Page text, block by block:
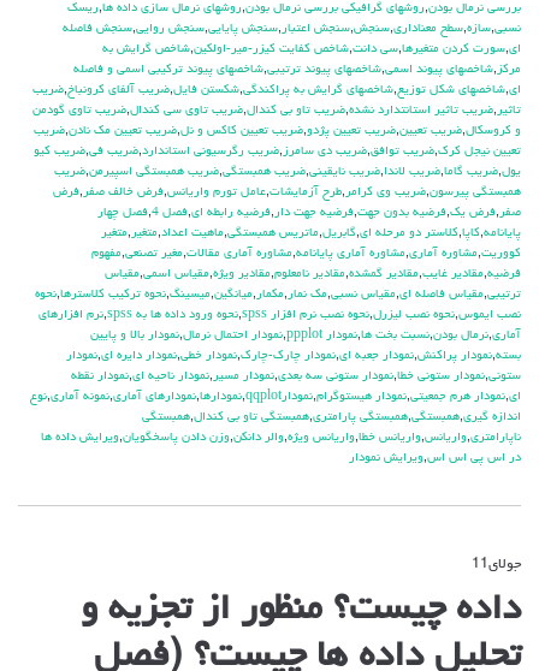
بررسي نرمال بودن,روشهاي گرافيكي بررسي نرمال بودن,روشهاي نرمال سازي داده ها,ريسك
نسبي,سازه,سطح معناداري,سنجش,سنجش اعتبار ,سنجش پايايي,سنجش روايي,سنجش فاصله
اي,سورت كردن متغيرها,سي دانت,شاخص كفايت كيزر-مير-اولكين,شاخص گرايش به
مركز ,شاخصهاي پيوند اسمي,شاخصهاي پيوند ترتيبي,شاخصهاي پيوند تركيبي اسمي و فاصله
اي,شاخصهاي شكل توزيع,شاخصهاي گرايش به پراكندگي,شكستن فايل,ضريب آلفاي کرونباخ,ضريب
تاثير ,ضريب تاثير استانتدارد نشده,ضريب تاو بي كندال,ضريب تاوي سي كندال,ضريب تاوي گودمن
و كروسكال,ضريب تعيين,ضريب تعيين پژدو,ضريب تعيين كاكس و نل,ضريب تعيين مك نادن,ضريب
تعيين نيجل كرك,ضريب توافق,ضريب دي سامرز ,ضريب رگرسيوني استاندارد,ضريب في,ضريب كيو
يول,ضريب گاما,ضريب لاندا,ضريب نايقيني,ضريب همبستگي,ضريب همبستگي اسپيرمن,ضريب
همبستگي پيرسون,ضريب وي كرامر ,طرح آزمايشات,عامل تورم واريانس,فرض خالف صفر ,فرض
صفر ,فرض يك,فرضيه بدون جهت,فرضيه جهت دار ,فرضيه رابطه اي,فصل 4 ,فصل چهار
پايانامه,كاپا,كلاستر دو مرحله اي,گابريل,ماتريس همبستگي,ماهيت اعداد,متغير ,متغير
كووريت,مشاوره آماري,مشاوره آماري پايانامه,مشاوره آماري مقالات,مغير تصنعي,مفهوم
فرضيه,مقادير غايب,مقادير گمشده,مقادير نامعلوم,مقادير ويژه,مقياس اسمي,مقياس
ترتيبي,مقياس فاصله اي,مقياس نسبي,مك نمار ,مكمار ,ميانگين,ميسينگ,نحوه تركيب كلاسترها,نحوه
نصب ايموس,نحوه نصب ليزرل,نحوه نصب نرم افزار spss ,نحوه ورود داده ها به spss ,نرم افزارهاي
آماري,نرمال بودن,نسبت بخت ها,نمودار ppplot ,نمودار احتمال نرمال,نمودار بالا و پايين
بسته,نمودار پراكنش,نمودار جعبه اي,نمودار چارك-چارك,نمودار خطي,نمودار دايره اي,نمودار
ستوني,نمودار ستوني خطا,نمودار ستوني سه بعدي,نمودار مسير ,نمودار ناحيه اي,نمودار نقطه
اي,نمودار هرم جمعيتي,نمودار هيستوگرام,نمودارqqplot ,نمودارها,نمودارهاي آماري,نمونه آماري,نوع
اندازه گيري,همبستگي,همبستگي پارامتري,همبستگي تاو بي کندال,همبستگي
ناپارامتري,واريانس,واريانس خطا,واريانس ويژه,والر دانكن,وزن دادن پاسخگويان,ويرايش داده ها
در اس پي اس اس,ويرايش نمودار
جولای11
داده
چیست؟
منظور
از
داده چیست؟ منظور از تجزیه و
تحلیل داده ها چیست؟ (فصل